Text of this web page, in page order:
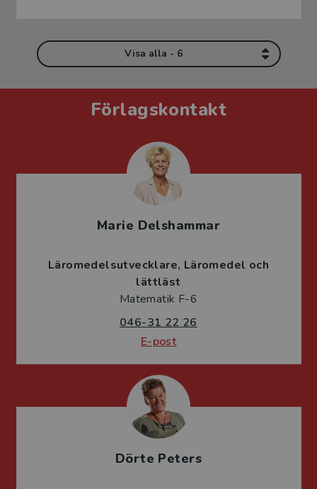
Visa alla - 6
Förlagskontakt
Marie Delshammar
Läromedelsutvecklare Läromedel och
lättläst
Matematik F-6
046-31 22 26
E-post
Dörte Peters